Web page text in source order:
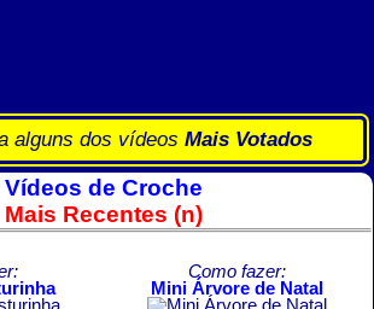
alguns dos vídeos Mais Votados
Vídeos de Croche
Mais Recentes (n)
Como fazer:
Mini Árvore de Natal